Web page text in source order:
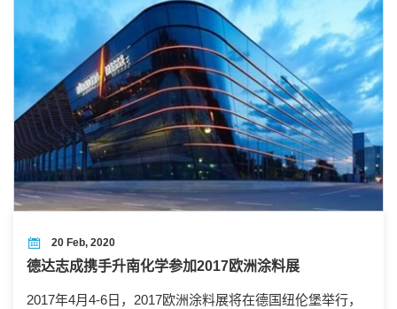
20 Feb, 2020
德达志成携手升南化学参加2017欧洲涂料展
2017年4月4-6日，2017欧洲涂料展将在德国纽伦堡举行，